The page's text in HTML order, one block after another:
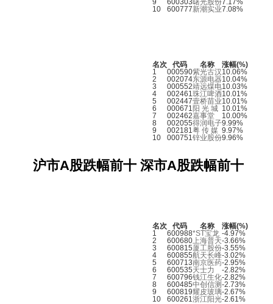
9 600303曙光股份7.17%
10
600777新潮实业7.08%
名次 代码 名称
涨幅(%)
1
000590紫光古汉 10.06%
2
002074东源电器10.04%
3
000552靖远煤电10.03%
4
002461珠江啤酒10.01%
5
002447壹桥苗业10.01%
6
000671 阳 光 城 10.01%
7
002462嘉事堂
10.00%
8
002055得润电子9.99%
9
002181粤 传 媒 9.97%
10
000751锌业股份9.96%
沪市A股跌幅前十 深市A股跌幅前十
名次 代码 名称
涨幅(%)
1
600988*ST宝龙 -4.97%
2
600680上海普天-3.66%
3
600815厦工股份-3.55%
4
600855航天长峰-3.02%
5
600713南京医药-2.95%
6
600535天士力
-2.82%
7
600796钱江生化-2.82%
8
600485中创信测-2.73%
9
600819耀皮玻璃-2.67%
10
600261浙江阳光-2.61%